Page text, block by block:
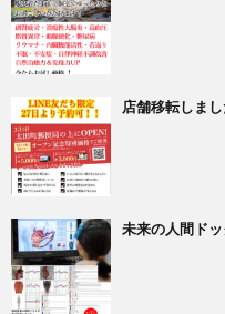
店舗移転しまし
未来の人間ド